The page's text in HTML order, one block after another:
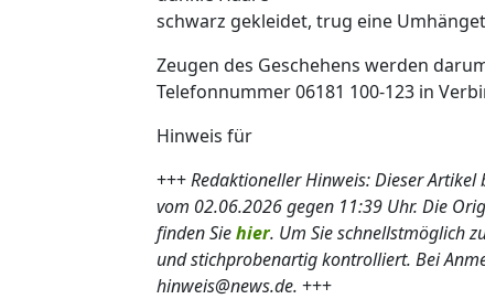
schwarz gekleidet, trug eine
Zeugen des Geschehens werden
Telefonnummer 06181 100-123 in
Hinweis für
+++Redaktioneller Hinweis: Dieser
vom 02.06.2026 gegen 11:39 Uhr. Die
finden Siehier. Um Sie schnellstmöglich
und stichprobenartig kontrolliert. Bei
hinweis@news.de. +++